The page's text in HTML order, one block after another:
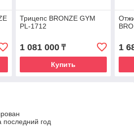
Трицепс BRONZE GYM
PL-1712
1 081 000₸
Купить
1
последний год